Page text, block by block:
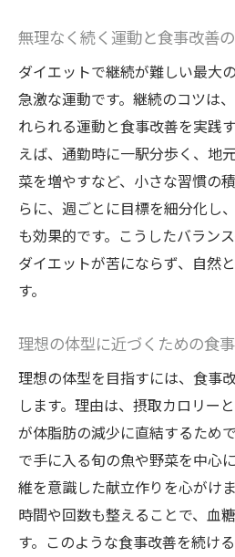
無理なく続く運動と食事改善
ダイエットで継続が難しい最大
急激な運動です。継続のコツは
れられる運動と食事改善を実践
えば、通勤時に一駅分歩く、地
菜を増やすなど、小さな習慣の
らに、週ごとに目標を細分化し
も効果的です。こうしたバラン
ダイエットが苦にならず、自然
す。
理想の体型に近づくための食
理想の体型を目指すには、食事
します。理由は、摂取カロリー
が体脂肪の減少に直結するため
で手に入る旬の魚や野菜を中心
維を意識した献立作りを心がけ
時間や回数も整えることで、血
す。このような食事改善を続け